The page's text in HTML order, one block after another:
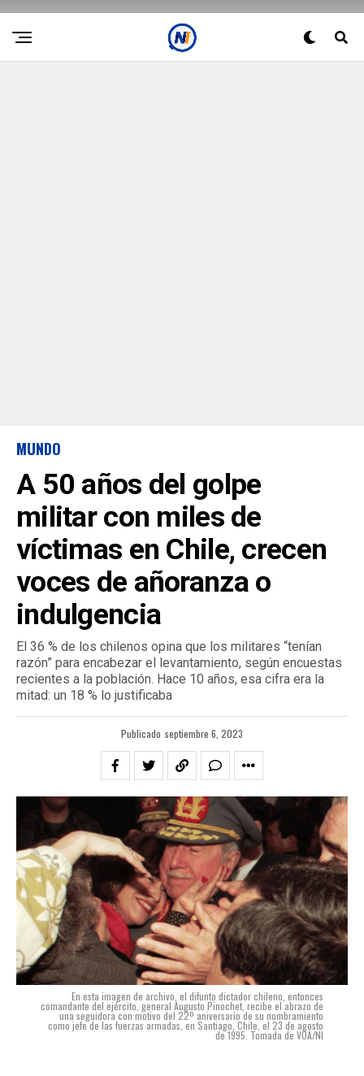
MUNDO
A 50 años del golpe
militar con miles de
víctimas en Chile, crecen
voces de añoranza o
indulgencia
El 36 % de los chilenos opina que los militares “tenían
razón” para encabezar el levantamiento, según encuestas
recientes a la población. Hace 10 años, esa cifra era la
mitad: un 18 % lo justificaba
Publicado septiembre 6, 2023
En esta imagen de archivo, el difunto dictador chileno, entonces
comandante del ejército, general Augusto Pinochet, recibe el abrazo de
una seguidora con motivo del 22º aniversario de su nombramiento
como jefe de las fuerzas armadas, en Santiago, Chile, el 23 de agosto
de 1995. Tomada de VOA/NI